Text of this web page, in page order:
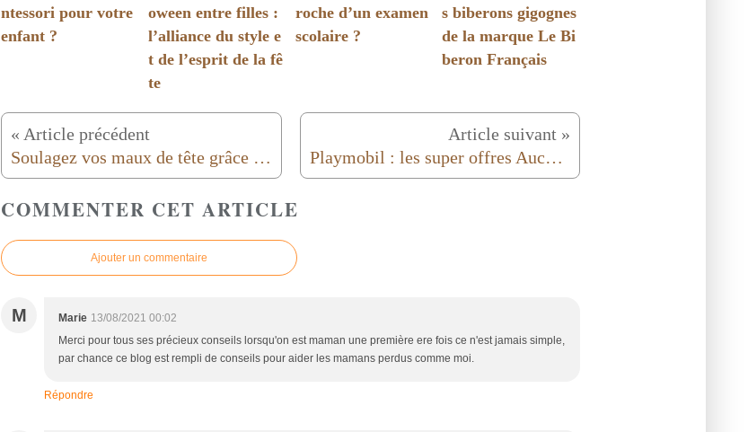
ntessori pour votre
enfant ?
oween entre filles :
l’alliance du style e
t de l’esprit de la fê
te
roche d’un examen
scolaire ?
s biberons gigognes
de la marque Le Bi
beron Français
« Article précédent
Soulagez vos maux de tête grâce au roll-on PURESSENTIEL !
Article suivant »
Playmobil : les super offres Auchan valables jusqu'au 29 juin !
COMMENTER CET ARTICLE
Ajouter un commentaire
M Marie 13/08/2021 00:02
Merci pour tous ses précieux conseils lorsqu'on est maman une première ere fois ce n'est jamais simple,
par chance ce blog est rempli de conseils pour aider les mamans perdus comme moi.
Répondre